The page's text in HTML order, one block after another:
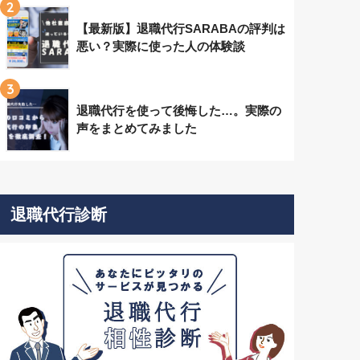
2
【最新版】退職代行SARABAの評判は
悪い？実際に使った人の体験談
3
退職代行を使って後悔した…。実際の
声をまとめてみました
退職代行診断